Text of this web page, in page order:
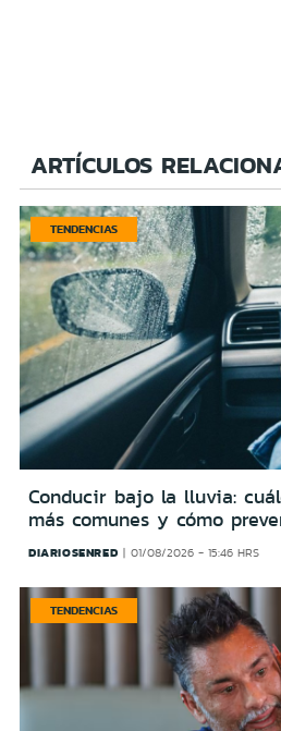
ARTÍCULOS
TENDENCIAS
Conducir bajo la lluvia:
más comunes y cómo
DIARIOSENRED 01/08/2026 - 15:46 HRS
TENDENCIAS